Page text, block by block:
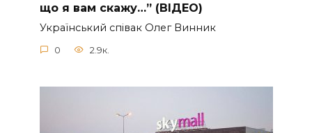
що я вам скажу…” (ВІДЕО)
Укpaїнcький cпiвaк Oлeг Винник
0 2.9к.